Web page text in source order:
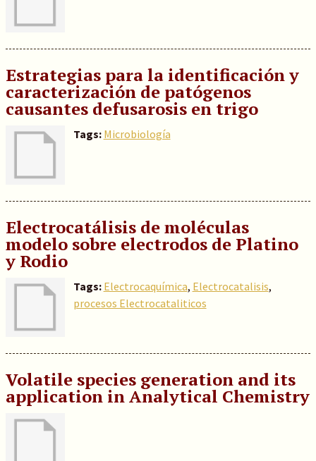
Estrategias para la identificación y
caracterización de patógenos
causantes defusarosis en trigo
Tags: Microbiología
Electrocatálisis de moléculas
modelo sobre electrodos de Platino
y Rodio
Tags: Electrocaquímica, Electrocatalisis,
procesos Electrocataliticos
Volatile species generation and its
application in Analytical Chemistry